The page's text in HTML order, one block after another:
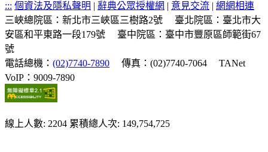
::: 個資法及隱私聲明 | 辭典公眾授權網 | 意見交流 | 網網相連
三峽總院區：新北市三峽區三樹路2號
臺北院區：臺北市大
安區和平東路一段179號
臺中院區：臺中市豐原區師範街67
號
電話總機： (02)7740-7890 傳真：(02)7740-7064
TANet
VoIP：9009-7890
線上人數: 2204 累積總人次: 149,754,725